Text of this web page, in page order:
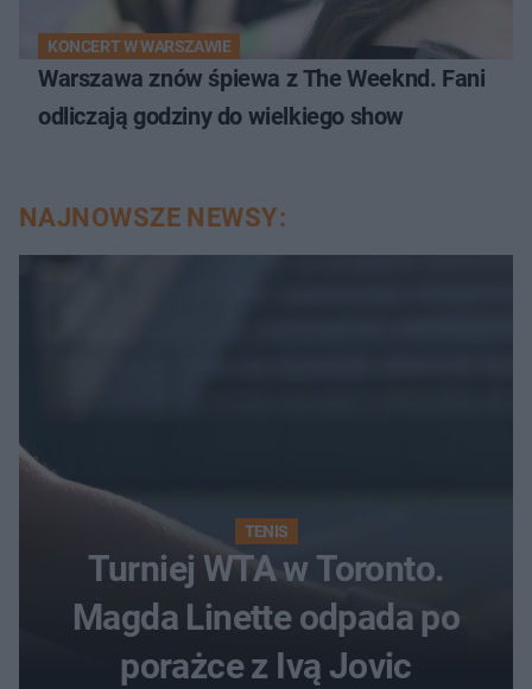
KONCERT W WARSZAWIE
Warszawa znów śpiewa z The Weeknd. Fani
odliczają godziny do wielkiego show
NAJNOWSZE NEWSY:
TENIS
Turniej WTA w Toronto.
Magda Linette odpada po
porażce z Ivą Jovic